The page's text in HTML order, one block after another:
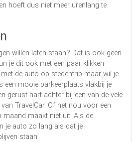
hoeft dus niet meer urenlang te
willen laten staan? Dat is ook geen
je dit ook met een paar klikken
de auto op stedentrip maar wil je
een mooie parkeerplaats vlakbij je
gerust hart achter bij een van de vele
TravelCar. Of het nou voor een
maand maakt niet uit. Als de
je auto zo lang als dat je
staan.